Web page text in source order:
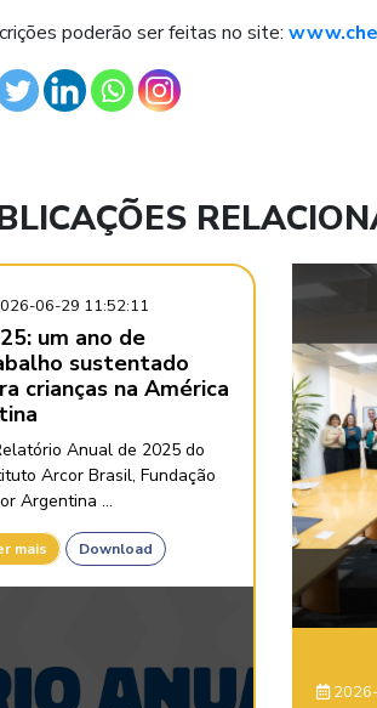
poderão ser feitas no site:
06-29 11:52:11
um ano de
sustentado
crianças na América
Anual de 2025 do
Arcor Brasil, Fundação
Argentina ...
mais Download